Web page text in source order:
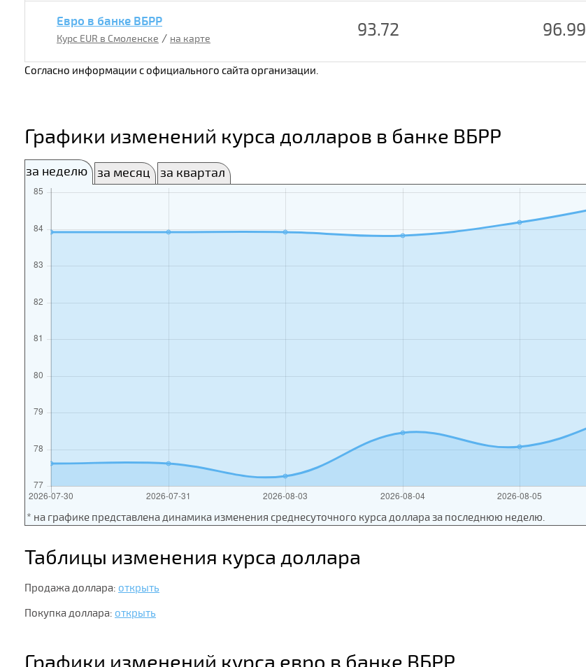
Евро в банке ВБРР
Курс EUR в Смоленске / на карте 93.72 96.99
Согласно информации с официального сайта организации.
Графики изменений курса долларов в банке ВБРР
за неделю за месяц за квартал
* на графике представлена динамика изменения среднесуточного курса доллара за последнюю неделю.
Таблицы изменения курса доллара
Продажа доллара: открыть
Покупка доллара: открыть